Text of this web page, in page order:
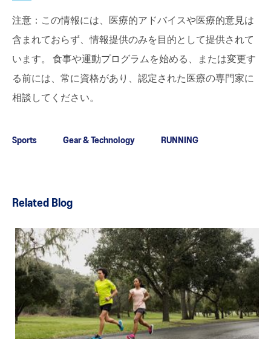
注意：この情報には、医療的アドバイスや医療的意見は
含まれておらず、情報提供のみを目的として提供されて
います。 食事や運動プログラムを始める、または変更す
る前には、常に資格があり、認定された医療の専門家に
相談してください。
Sports Gear & Technology RUNNING
Related Blog